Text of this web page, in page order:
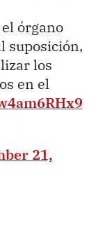
órgano
suposición,
los
en el
21,